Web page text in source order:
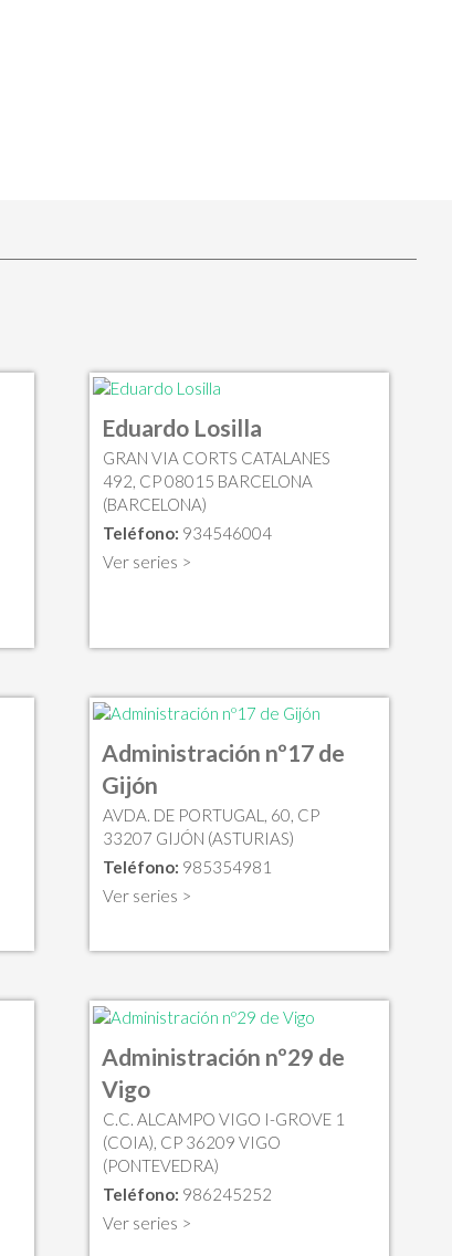
Eduardo Losilla
GRAN VIA CORTS CATALANES
492, CP 08015 BARCELONA
(BARCELONA)
Teléfono: 934546004
Ver series >
Administración nº17 de
Gijón
AVDA. DE PORTUGAL, 60, CP
33207 GIJÓN (ASTURIAS)
Teléfono: 985354981
Ver series >
Administración nº29 de
Vigo
C.C. ALCAMPO VIGO I-GROVE 1
(COIA), CP 36209 VIGO
(PONTEVEDRA)
Teléfono: 986245252
Ver series >